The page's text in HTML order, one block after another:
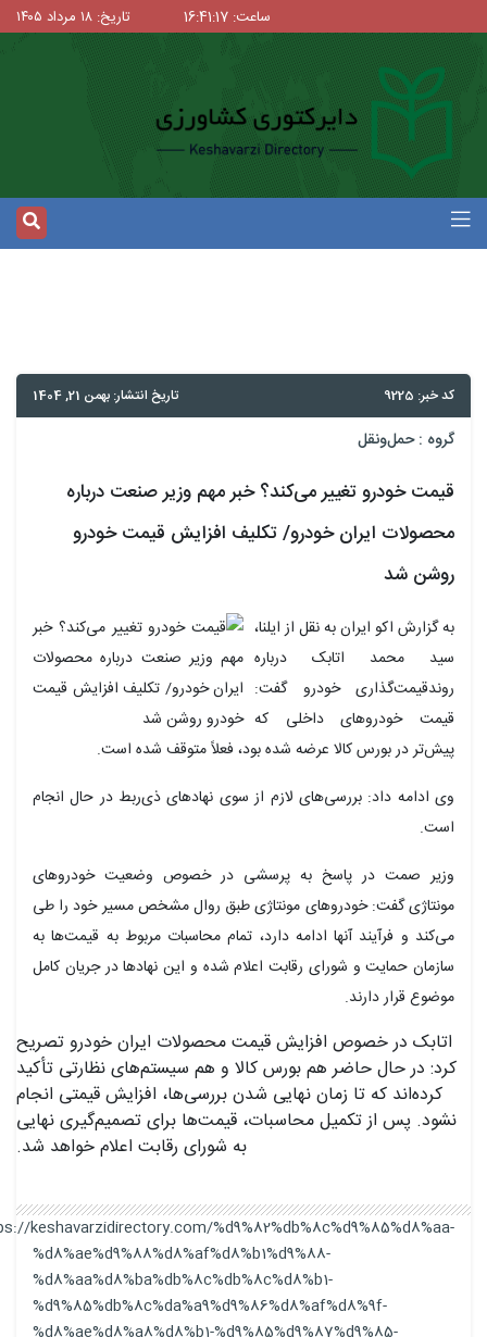
ساعت: 16:41:17 تاریخ: ۱۸ مرداد ۱۴۰۵
کد خبر: 9225 تاریخ انتشار: بهمن 21, 1404
گروه :حمل‌و‌نقل
قیمت خودرو تغییر می‌کند؟ خبر مهم وزیر صنعت درباره
محصولات ایران خودرو/ تکلیف افزایش قیمت خودرو
روشن شد
به گزارش اکو ایران به نقل از ایلنا،
سید محمد اتابک درباره
روندقیمت‌گذاری خودرو گفت:
قیمت خودروهای داخلی که
پیش‌تر در بورس کالا عرضه شده بود، فعلاً متوقف شده است.
وی ادامه داد: بررسی‌های لازم از سوی نهادهای ذی‌ربط در حال انجام
است.
وزیر صمت در پاسخ به پرسشی در خصوص وضعیت خودروهای
مونتاژی گفت: خودروهای مونتاژی طبق روال مشخص مسیر خود را طی
می‌کند و فرآیند آنها ادامه دارد، تمام محاسبات مربوط به قیمت‌ها به
سازمان حمایت و شورای رقابت اعلام شده و این نهادها در جریان کامل
موضوع قرار دارند.
اتابک در خصوص افزایش قیمت محصولات ایران خودرو تصریح
کرد: در حال حاضر هم بورس کالا و هم سیستم‌های نظارتی تأکید
کرده‌اند که تا زمان نهایی شدن بررسی‌ها، افزایش قیمتی انجام
نشود. پس از تکمیل محاسبات، قیمت‌ها برای تصمیم‌گیری نهایی
به شورای رقابت اعلام خواهد شد.
https://keshavarzidirectory.com/%d9%82%db%8c%d9%85%d8%aa-
%d8%ae%d9%88%d8%af%d8%b1%d9%88-
%d8%aa%d8%ba%db%8c%db%8c%d8%b1-
%d9%85%db%8c%da%a9%d9%86%d8%af%d8%9f-